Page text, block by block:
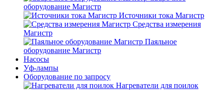
оборудование Магистр
Источники тока Магистр
Средства измерения
Магистр
Паяльное
оборудование Магистр
Насосы
Уф-лампы
Оборудование по запросу
Нагреватели для поилок